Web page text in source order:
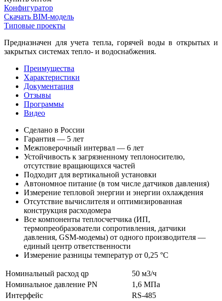
Конфигуратор
Скачать BIM-модель
Типовые проекты
Предназначен для учета тепла, горячей воды в открытых и
закрытых системах тепло- и водоснабжения.
Преимущества
Характеристики
Документация
Отзывы
Программы
Видео
Сделано в России
Гарантия — 5 лет
Межповерочный интервал — 6 лет
Устойчивость к загрязненному теплоносителю,
отсутствие вращающихся частей
Подходит для вертикальной установки
Автономное питание (в том числе датчиков давления)
Измерение тепловой энергии и энергии охлаждения
Отсутствие вычислителя и оптимизированная
конструкция расходомера
Все компоненты теплосчетчика (ИП,
термопреобразователи сопротивления, датчики
давления, GSM-модемы) от одного производителя —
единый центр ответственности
Измерение разницы температур от 0,25 °С
Номинальный расход qp
50 м3/ч
Номинальное давление PN
1,6 МПа
Интерфейс
RS-485